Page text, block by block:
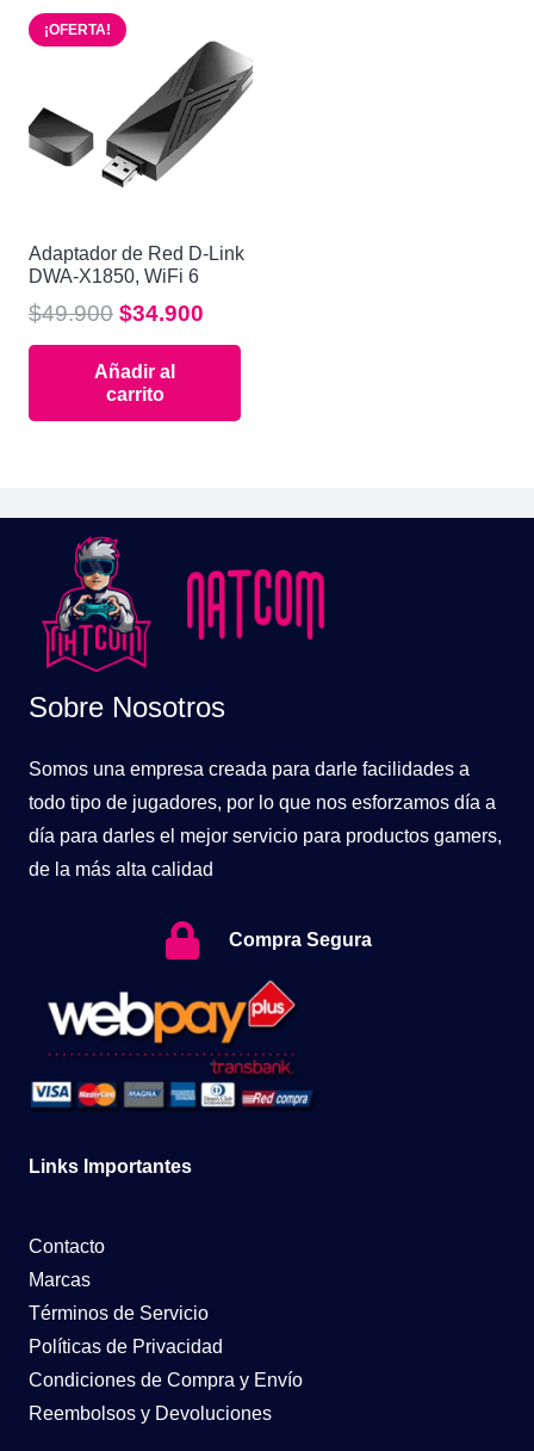
¡OFERTA!
Adaptador de Red D-Link
DWA-X1850, WiFi 6
$49.900 El
precio
original
era:
$34.900
precio
Añadir al
carrito
Sobre Nosotros
Somos una empresa creada para darle facilidades a
todo tipo de jugadores, por lo que nos esforzamos día a
día para darles el mejor servicio para productos gamers,
de la más alta calidad
Compra Segura
Links Importantes
Contacto
Marcas
Términos de Servicio
Políticas de Privacidad
Condiciones de Compra y Envío
Reembolsos y Devoluciones